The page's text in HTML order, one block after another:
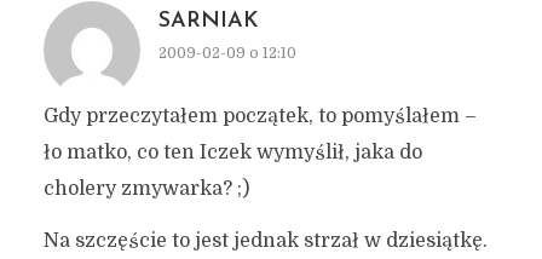
SARNIAK
2009-02-09 o 12:10
Gdy przeczytałem początek, to pomyślałem –
ło matko, co ten Iczek wymyślił, jaka do
cholery zmywarka? ;)
Na szczęście to jest jednak strzał w dziesiątkę.